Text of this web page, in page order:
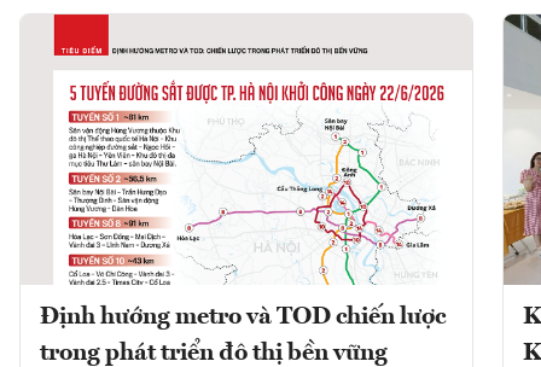
Định hướng metro và TOD chiến lược
trong phát triển đô thị bền vững